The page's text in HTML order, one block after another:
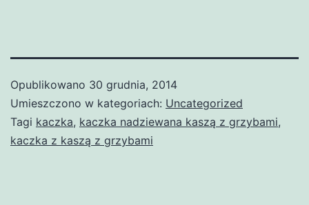
Opublikowano 30 grudnia, 2014
Umieszczono w kategoriach: Uncategorized
Tagi kaczka, kaczka nadziewana kaszą z grzybami,
kaczka z kaszą z grzybami